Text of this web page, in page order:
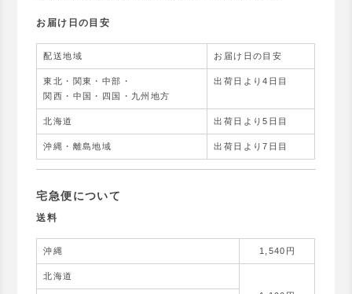
お届け日の目安
配送地域 お届け日の目安
東北・関東・中部・
関西・中国・四国・九州地方
出荷日より4日目
北海道 出荷日より5日目
沖縄・離島地域 出荷日より7日目
宅急便について
送料
沖縄 1,540円
北海道